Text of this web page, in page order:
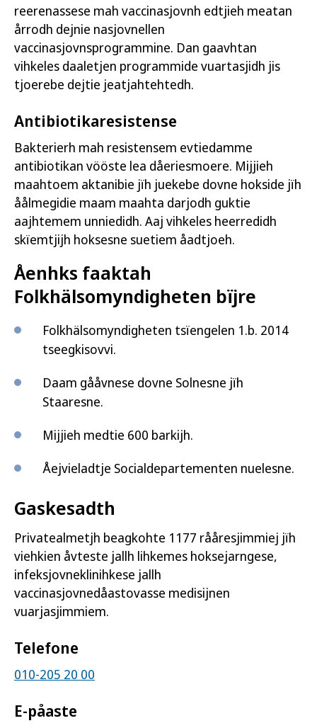
reerenassese mah vaccinasjovnh edtjieh meatan
årrodh dejnie nasjovnellen
vaccinasjovnsprogrammine. Dan gaavhtan
vihkeles daaletjen programmide vuartasjidh jis
tjoerebe dejtie jeatjahtehtedh.
Antibiotikaresistense
Bakterierh mah resistensem evtiedamme
antibiotikan vööste lea dåeriesmoere. Mijjieh
maahtoem aktanibie jïh juekebe dovne hokside jïh
åålmegidie maam maahta darjodh guktie
aajhtemem unniedidh. Aaj vihkeles heerredidh
skïemtjijh hoksesne suetiem åadtjoeh.
Åenhks faaktah
Folkhälsomyndigheten bïjre
Folkhälsomyndigheten tsïengelen 1.b. 2014
tseegkisovvi.
Daam gååvnese dovne Solnesne jïh
Staaresne.
Mijjieh medtie 600 barkijh.
Åejvieladtje Socialdepartementen nuelesne.
Gaskesadth
Privatealmetjh beagkohte 1177 rååresjimmiej jïh
viehkien åvteste jallh lihkemes hoksejarngese,
infeksjovneklinihkese jallh
vaccinasjovnedåastovasse medisijnen
vuarjasjimmiem.
Telefone
010-205 20 00
E-påaste